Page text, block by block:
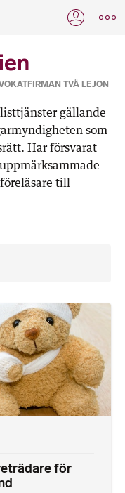
TVÅ LEJON
gällande
som
Har försvarat
till
för